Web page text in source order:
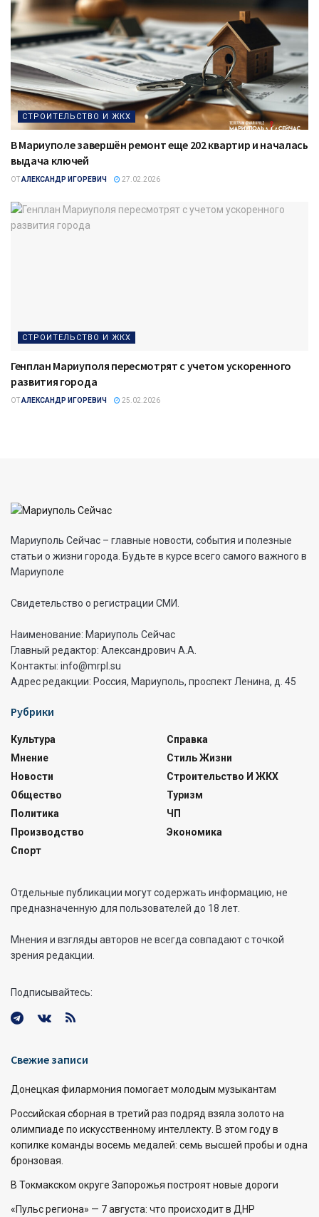
СТРОИТЕЛЬСТВО И ЖКХ
В Мариуполе завершён ремонт еще 202 квартир и началась
выдача ключей
ОТ АЛЕКСАНДР ИГОРЕВИЧ 27.02.2026
СТРОИТЕЛЬСТВО И ЖКХ
Генплан Мариуполя пересмотрят с учетом ускоренного
развития города
ОТ АЛЕКСАНДР ИГОРЕВИЧ 25.02.2026
Мариуполь Сейчас – главные новости, события и полезные
статьи о жизни города. Будьте в курсе всего самого важного в
Мариуполе
Свидетельство о регистрации СМИ.
Наименование: Мариуполь Сейчас
Главный редактор: Александрович А.А.
Контакты: info@mrpl.su
Адрес редакции: Россия, Мариуполь, проспект Ленина, д. 45
Рубрики
Культура
Мнение
Новости
Общество
Политика
Производство
Спорт
Справка
Стиль Жизни
Строительство И ЖКХ
Туризм
ЧП
Экономика
Отдельные публикации могут содержать информацию, не
предназначенную для пользователей до 18 лет.
Мнения и взгляды авторов не всегда совпадают с точкой
зрения редакции.
Подписывайтесь:
Свежие записи
Донецкая филармония помогает молодым музыкантам
Российская сборная в третий раз подряд взяла золото на
олимпиаде по искусственному интеллекту. В этом году в
копилке команды восемь медалей: семь высшей пробы и одна
бронзовая.
В Токмакском округе Запорожья построят новые дороги
«Пульс региона» — 7 августа: что происходит в ДНР